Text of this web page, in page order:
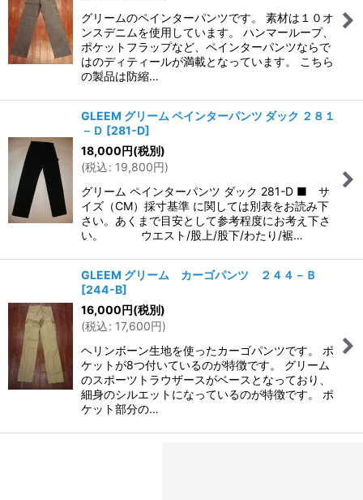
グリームのペインターパンツです。 素材は１０オ
ンスデニムを使用しています。 ハンマーループ、
ポケットフラップなど、ペインターパンツならで
はのディティールが満載となっています。 こちら
の製品は防縮…
GLEEM グリーム ペインターパンツ ダック ２８１
－Ｄ [281-D]
18,000円(税別)
(税込: 19,800円)
グリーム ペインターパンツ ダック 281-D ■ サ
イズ（CM）採寸基準 に関しては別表をお読み下
さい。あくまで目安として参考程度にお考え下さ
い。 ウエスト/股上/股下/わたり/裾…
GLEEM グリーム カーゴパンツ ２４４－Ｂ
[244-B]
16,000円(税別)
(税込: 17,600円)
ヘリンボーン生地を使ったカーゴパンツです。 ポ
ケットが8つ付いているのが特徴です。 グリーム
のスポーツトラウザースがベースとなっており、
細身のシルエットになっているのが特徴です。 ポ
ケット部分の…